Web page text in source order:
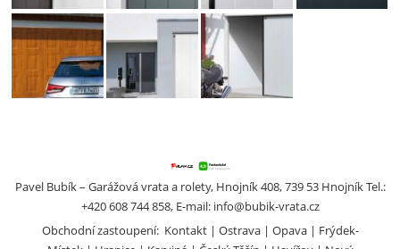
Posuvná
garážová
vrata do
HORMANN.
Garážová
vrata
Hormann
posuvná do
strany.
Garážová
vrata
Hormann
posuvná do
strany.
Pavel Bubík – Garážová vrata a rolety, Hnojník 408, 739 53 Hnojník Tel.:
+420 608 744 858, E-mail: info@bubik-vrata.cz
Obchodní zastoupení: Kontakt Ostrava Opava
Frýdek-